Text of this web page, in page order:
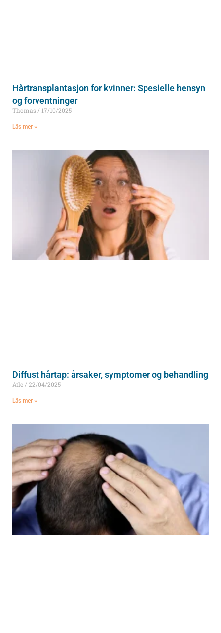
Hårtransplantasjon for kvinner: Spesielle hensyn
og forventninger
Thomas 17/10/2025
Läs mer »
Diffust hårtap: årsaker, symptomer og behandling
Atle 22/04/2025
Läs mer »